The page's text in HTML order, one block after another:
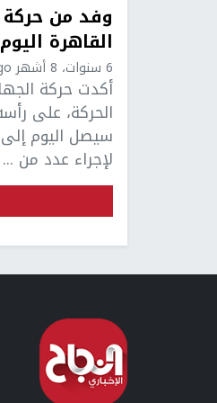
وفد من
القاهرة اليوم
6 سنوات، 8 أشهر ago
أكدت حركة
الحركة، على
سيصل اليوم
لإجراء عدد من ...